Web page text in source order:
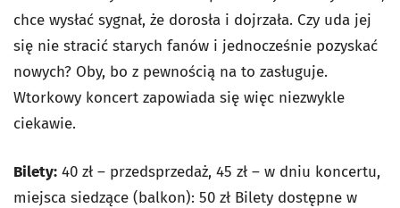
chce wysłać sygnał, że dorosła i dojrzała. Czy uda jej
się nie stracić starych fanów i jednocześnie pozyskać
nowych? Oby, bo z pewnością na to zasługuje.
Wtorkowy koncert zapowiada się więc niezwykle
ciekawie.
Bilety: 40 zł – przedsprzedaż, 45 zł – w dniu koncertu,
miejsca siedzące (balkon): 50 zł Bilety dostępne w